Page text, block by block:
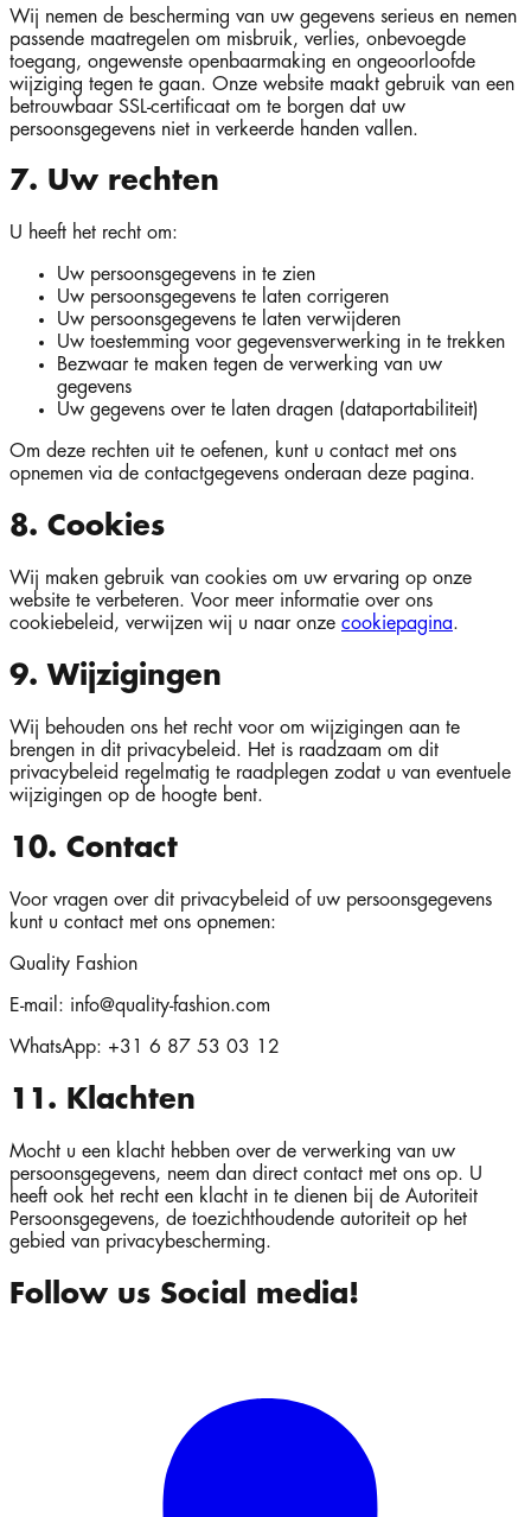
Wij nemen de bescherming van uw gegevens serieus en nemen
passende maatregelen om misbruik, verlies, onbevoegde
toegang, ongewenste openbaarmaking en ongeoorloofde
wijziging tegen te gaan. Onze website maakt gebruik van een
betrouwbaar SSL-certificaat om te borgen dat uw
persoonsgegevens niet in verkeerde handen vallen.
7. Uw rechten
U heeft het recht om:
Uw persoonsgegevens in te zien
Uw persoonsgegevens te laten corrigeren
Uw persoonsgegevens te laten verwijderen
Uw toestemming voor gegevensverwerking in te trekken
Bezwaar te maken tegen de verwerking van uw
gegevens
Uw gegevens over te laten dragen (dataportabiliteit)
Om deze rechten uit te oefenen, kunt u contact met ons
opnemen via de contactgegevens onderaan deze pagina.
8. Cookies
Wij maken gebruik van cookies om uw ervaring op onze
website te verbeteren. Voor meer informatie over ons
cookiebeleid, verwijzen wij u naar onze cookiepagina.
9. Wijzigingen
Wij behouden ons het recht voor om wijzigingen aan te
brengen in dit privacybeleid. Het is raadzaam om dit
privacybeleid regelmatig te raadplegen zodat u van eventuele
wijzigingen op de hoogte bent.
10. Contact
Voor vragen over dit privacybeleid of uw persoonsgegevens
kunt u contact met ons opnemen:
Quality Fashion
E-mail: info@quality-fashion.com
WhatsApp: +31 6 87 53 03 12
11. Klachten
Mocht u een klacht hebben over de verwerking van uw
persoonsgegevens, neem dan direct contact met ons op. U
heeft ook het recht een klacht in te dienen bij de Autoriteit
Persoonsgegevens, de toezichthoudende autoriteit op het
gebied van privacybescherming.
Follow us Social media!